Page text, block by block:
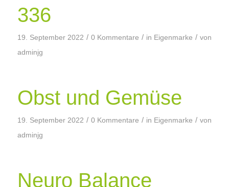
336
19. September 2022 / 0 Kommentare / in Eigenmarke / von
adminjg
Obst und Gemüse
19. September 2022 / 0 Kommentare / in Eigenmarke / von
adminjg
Neuro Balance